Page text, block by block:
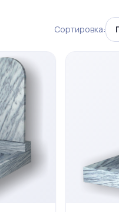
Сортировка: